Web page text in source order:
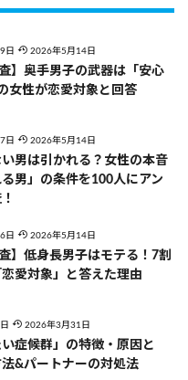
日 2026年5月14日
】奥手男子の武器は「安心
女性が恋愛対象と回答
日 2026年5月14日
男は引かれる？女性の本音
男」の条件を100人にアン
日 2026年5月14日
】低身長男子はモテる！7割
愛対象」と答えた理由
2026年3月31日
い症候群」の特徴・原因と
&パートナーの対処法